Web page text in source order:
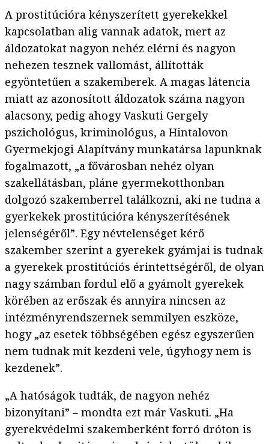
A prostitúcióra kényszerített gyerekekkel
kapcsolatban alig vannak adatok, mert az
áldozatokat nagyon nehéz elérni és nagyon
nehezen tesznek vallomást, állították
egyöntetűen a szakemberek. A magas látencia
miatt az azonosított áldozatok száma nagyon
alacsony, pedig ahogy Vaskuti Gergely
pszichológus, kriminológus, a Hintalovon
Gyermekjogi Alapítvány munkatársa lapunknak
fogalmazott, „a fővárosban nehéz olyan
szakellátásban, pláne gyermekotthonban
dolgozó szakemberrel találkozni, aki ne tudna a
gyerkekek prostitúcióra kényszerítésének
jelenségéről”. Egy névtelenséget kérő
szakember szerint a gyerekek gyámjai is tudnak
a gyerekek prostitúciós érintettségéről, de olyan
nagy számban fordul elő a gyámolt gyerekek
körében az erőszak és annyira nincsen az
intézményrendszernek semmilyen eszköze,
hogy „az esetek többségében egész egyszerűen
nem tudnak mit kezdeni vele, úgyhogy nem is
kezdenek”.
„A hatóságok tudták, de nagyon nehéz
bizonyítani” – mondta ezt már Vaskuti. „Ha
gyerekvédelmi szakemberként forró dróton is